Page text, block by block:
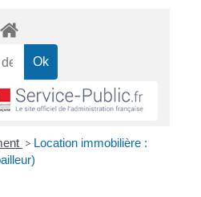
> Location immobilière :